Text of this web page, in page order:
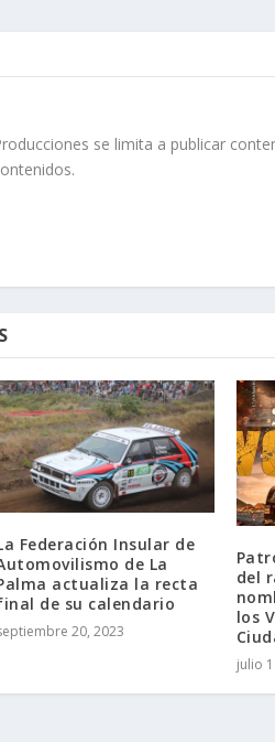
se limita a publicar
Federación Insular de
de La
actualiza la recta
de su calendario
20, 2023
del
los
julio